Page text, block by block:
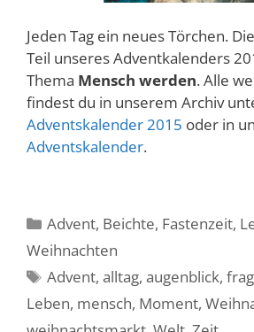
Jeden Tag ein neues Törchen.
Teil unseres Adventkalenders
Thema Mensch werden. Alle
findest du in unserem Archiv
Adventskalender 2015 oder in
Adventskalender.
Kategorien
Advent, Beichte, Fastenzeit,
Weihnachten
Schlagwörter
Advent,alltag,augenblick,
Leben, mensch, Moment,